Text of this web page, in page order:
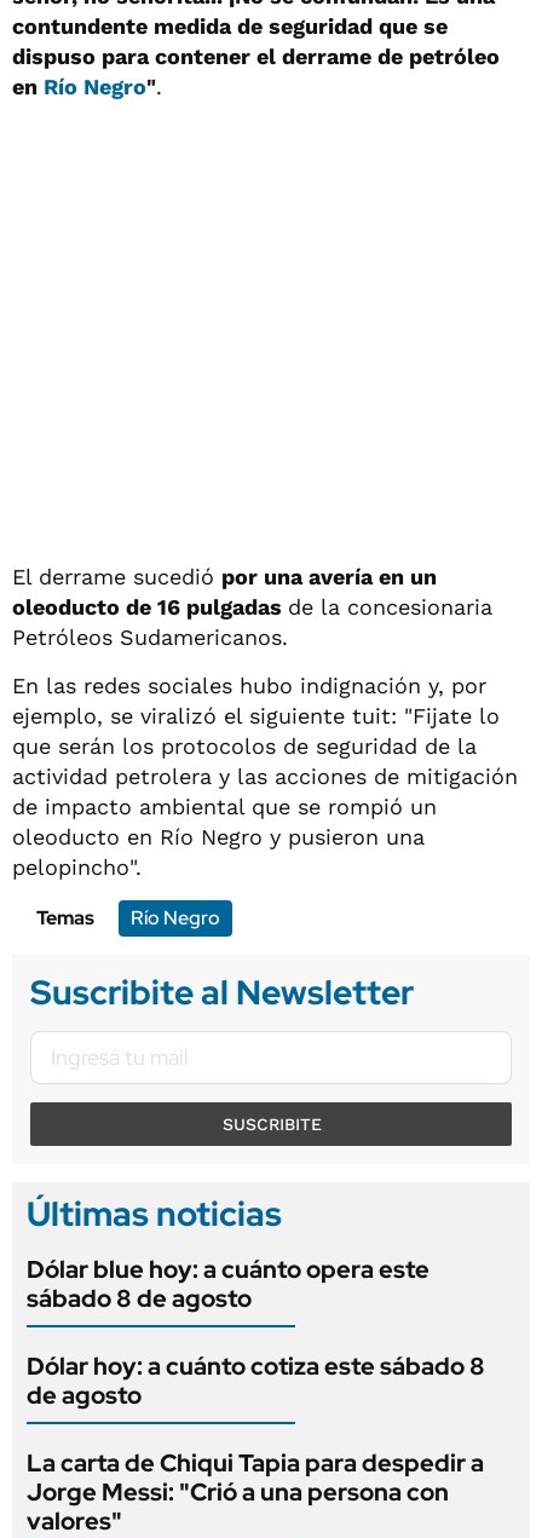
contundente medida de seguridad que se
dispuso para contener el derrame de petróleo
en Río Negro".
El derrame sucedió por una avería en un
oleoducto de 16 pulgadas de la concesionaria
Petróleos Sudamericanos.
En las redes sociales hubo indignación y, por
ejemplo, se viralizó el siguiente tuit: "Fijate lo
que serán los protocolos de seguridad de la
actividad petrolera y las acciones de mitigación
de impacto ambiental que se rompió un
oleoducto en Río Negro y pusieron una
pelopincho".
Temas
Río Negro
Suscribite al Newsletter
SUSCRIBITE
Últimas noticias
Dólar blue hoy: a cuánto opera este
sábado 8 de agosto
Dólar hoy: a cuánto cotiza este sábado 8
de agosto
La carta de Chiqui Tapia para despedir a
Jorge Messi: "Crió a una persona con
valores"